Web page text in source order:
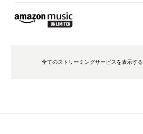
全てのストリーミングサービスを表示する